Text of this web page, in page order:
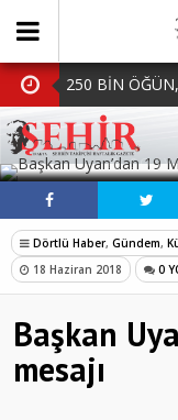
250 BİN
BAŞKAN
MHP Çorlu İlçe
Mazbatalar
Dolu Vurdu,
SOFRALARDA
Dörtlü Haber, Gündem,
18 Haziran 2018
0
Başkan
mesajı